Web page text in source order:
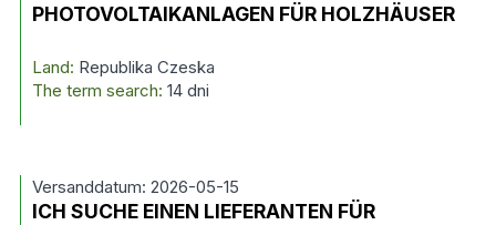
PHOTOVOLTAIKANLAGEN FÜR HOLZHÄUSER
Land: Republika Czeska
The term search: 14 dni
Versanddatum: 2026-05-15
ICH SUCHE EINEN LIEFERANTEN FÜR